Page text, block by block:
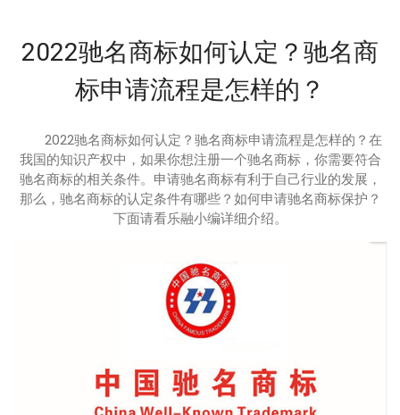
2022驰名商标如何认定？驰名商
标申请流程是怎样的？
2022驰名商标如何认定？驰名商标申请流程是怎样的？在
我国的知识产权中，如果你想注册一个驰名商标，你需要符合
驰名商标的相关条件。申请驰名商标有利于自己行业的发展，
那么，驰名商标的认定条件有哪些？如何申请驰名商标保护？
下面请看乐融小编详细介绍。